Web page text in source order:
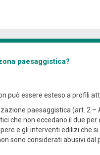
paesaggistica?
può essere esteso a profili
paesaggistica (art. 2 –
che non eccedano il due
e gli interventi edilizi che
sono considerati abusivi dal